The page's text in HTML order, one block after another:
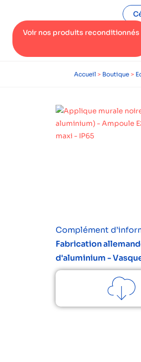
Voir nos produits reconditionnés
Accueil > Boutique >
Complément
Fabrication
d'aluminium -